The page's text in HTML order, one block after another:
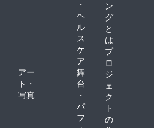
・
ヘ
ル
ス
ケ
ア
アー
ト・
写真
舞
台
・
パ
フ
ン
グ
と
は
プ
ロ
ジ
ェ
ク
ト
の